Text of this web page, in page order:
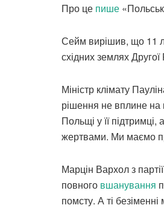
Про це пише
Сейм вирішив, що 11
східних землях Другої
Міністр клімату
рішення не вплине на
Польщі у її
жертвами. Ми маємо
Марцін Вархол з
повного вшанування
помсту. А ті